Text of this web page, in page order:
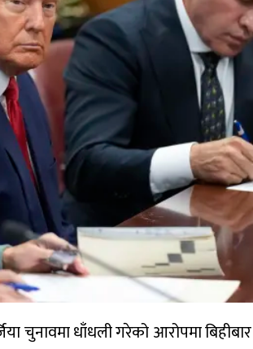
चुनावमा धाँधली गरेको आरोपमा